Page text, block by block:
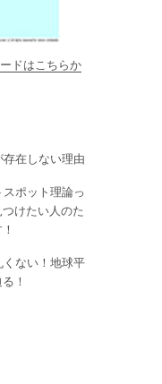
ドはこちらか
存在しない理由
スポット理論っ
けたい人のた
くない！地球平
！